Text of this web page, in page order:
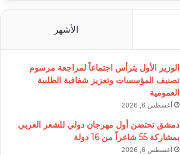
الأشهر
الوزير الأول يترأس اجتماعاً لمراجعة مرسوم
تصنيف المؤسسات وتعزيز شفافية الطلبية
العمومية
أغسطس 6, 2026
دمشق تحتضن أول مهرجان دولي للشعر العربي
بمشاركة 55 شاعراً من 16 دولة
أغسطس 6, 2026